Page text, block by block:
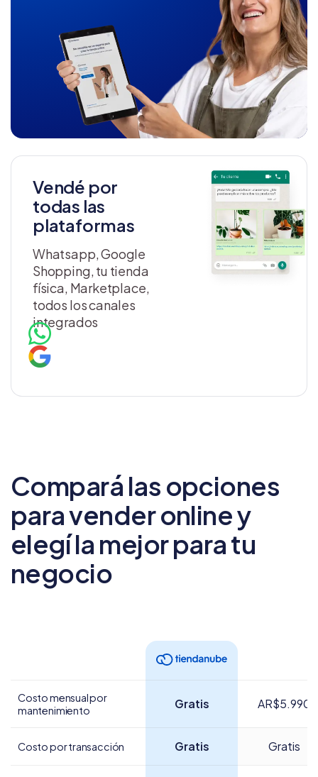
Vendé por
todas las
plataformas
Whatsapp, Google
Shopping, tu tienda
física, Marketplace,
todos los canales
integrados
Compará las opciones
para vender onliney
elegí la mejor para tu
negocio
Costo mensual por
mantenimiento
Gratis AR$5.990
Costo por transacción Gratis Gratis